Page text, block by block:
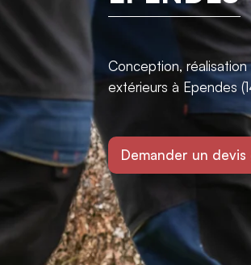
Conception,
extérieurs à Ependes
Demander un